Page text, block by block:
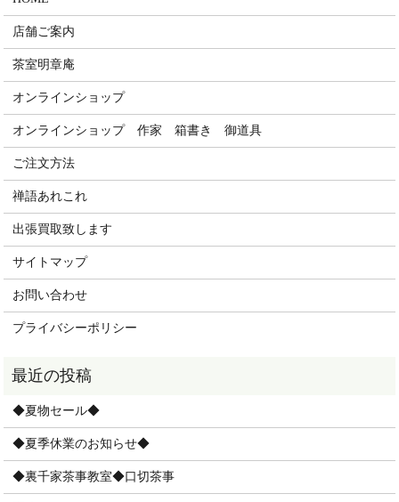
店舗ご案内
茶室明章庵
オンラインショップ
オンラインショップ 作家 箱書き 御道具
ご注文方法
禅語あれこれ
出張買取致します
サイトマップ
お問い合わせ
プライバシーポリシー
◆夏物セール◆
◆夏季休業のお知らせ◆
◆裏千家茶事教室◆口切茶事